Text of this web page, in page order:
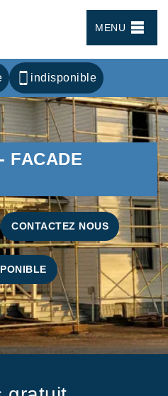
MENU
indisponible
FACADE
CONTACTEZ NOUS